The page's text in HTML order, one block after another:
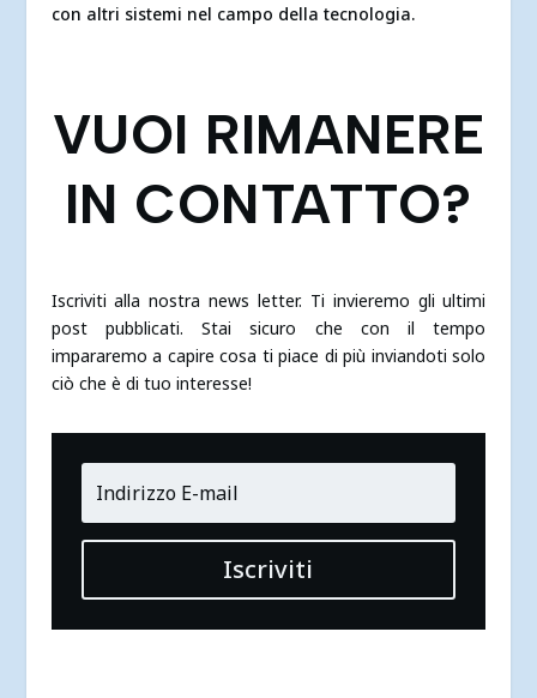
con altri sistemi nel campo della tecnologia.
VUOI RIMANERE
IN CONTATTO?
Iscriviti alla nostra news letter. Ti invieremo gli ultimi
post pubblicati. Stai sicuro che con il tempo
impararemo a capire cosa ti piace di più inviandoti solo
ciò che è di tuo interesse!
Iscriviti